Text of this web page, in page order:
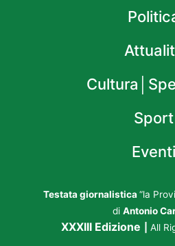
Sport
Eventi
Testata giornalistica “la
di Antonio
XXXIII Edizione All